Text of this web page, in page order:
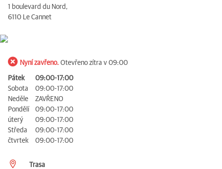
1 boulevard du Nord,
6110 Le Cannet
Nyní zavřeno. Otevřeno zítra v 09:00
Pátek
09:00-17:00
Sobota
09:00-17:00
Neděle
ZAVŘENO
Pondělí
09:00-17:00
úterý
09:00-17:00
Středa
09:00-17:00
čtvrtek
09:00-17:00
Trasa